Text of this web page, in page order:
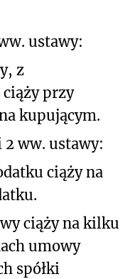
ustawy:
z
przy
kupującym.
2 ww. ustawy:
ciąży na
ciąży na kilku
umowy
spółki